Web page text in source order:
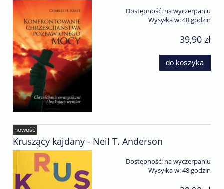
Dostępność: na wyczerpaniu
Wysyłka w:48 godzin
39,90 zł
do koszyka
Kruszący kajdany - Neil T. Anderson
Dostępność: na wyczerpaniu
Wysyłka w:48 godzin
nowość